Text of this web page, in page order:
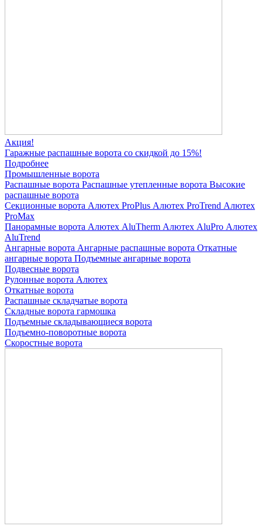
Акция!
Гаражные распашные ворота со скидкой до 15%!
Подробнее
Промышленные ворота
Распашные ворота Распашные утепленные ворота Высокие
распашные ворота
Секционные ворота Алютех ProPlus Алютех ProTrend Алютех
ProMax
Панорамные ворота Алютех AluTherm Алютех AluPro Алютех
AluTrend
Ангарные ворота Ангарные распашные ворота Откатные
ангарные ворота Подъемные ангарные ворота
Подвесные ворота
Рулонные ворота Алютех
Откатные ворота
Распашные складчатые ворота
Складные ворота гармошка
Подъемные складывающиеся ворота
Подъемно-поворотные ворота
Скоростные ворота